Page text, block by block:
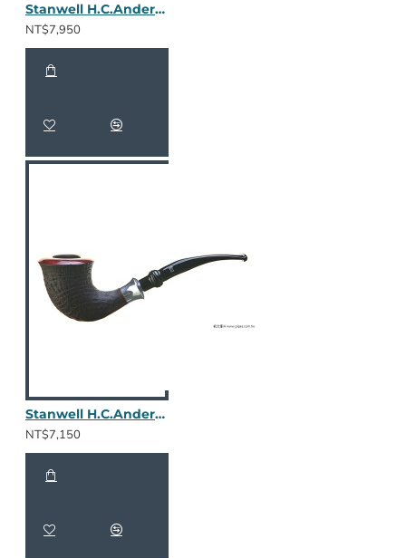
Stanwell H.C.Andersen II 光面
NT$7,950
Stanwell H.C.Andersen II 噴沙
NT$7,150